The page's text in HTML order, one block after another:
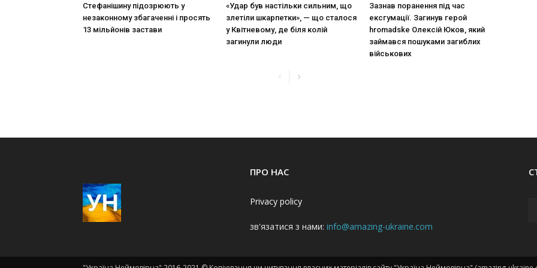
Стефанішину підозрюють у
незаконному збагаченні і просять
13 мільйонів застави
«Удар був настільки сильним, що
злетіли шкарпетки», — що сталося
у Квітневому, де біля колій
загинули люди
Зазнав поранення під час
ексгумації. Загинув герой
hromadske Олексій Юков, який
займався пошуками загиблих
військових
ПРО НАС
Privacy policy
зв'язатися з нами: info@amazing-ukraine.com